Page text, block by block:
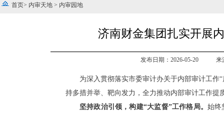
首页> 内审天地 > 内审园地
济南财金集团扎实开展
发布日期：2026-05-20 来
为深入贯彻落实市委审计办关于内部审计工作
持多措并举、靶向发力，全力推动内部审计工作提
坚持政治引领，构建“大监督”工作格局。 始终